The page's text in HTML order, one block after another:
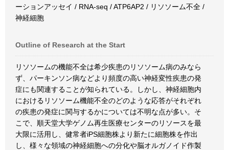
ーションアッセイ / RNA-seq / ATP6AP2 / リソソーム不全 /
神経細胞
Outline of Research at the Start
リソソームの機能不全は希少疾患のリソソーム病のみなら
ず、パーキンソン病などより頻度の高い神経変性疾患の発
症にも関連することが知られている。しかし、神経細胞内
におけるリソソーム機能不全のどのような応答がそれぞれ
の疾患の発症に関与するかについては不明な点が多い。そ
こで、順天堂大学ゲノム再生医療センターのリソースを最
大限に活用し、健常者iPS細胞株より新たに細胞株を作出
し、様々な領域の神経細胞への分化や脳オルガノイド作製